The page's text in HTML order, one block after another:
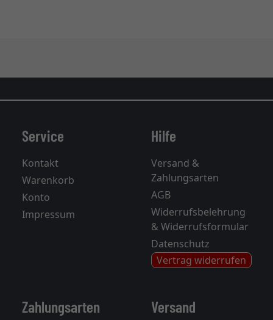
Service
Kontakt
Warenkorb
Konto
Impressum
Hilfe
Versand &
Zahlungsarten
AGB
Widerrufsbelehrung
& Widerrufsformular
Datenschutz
Vertrag widerrufen
Zahlungsarten Versand